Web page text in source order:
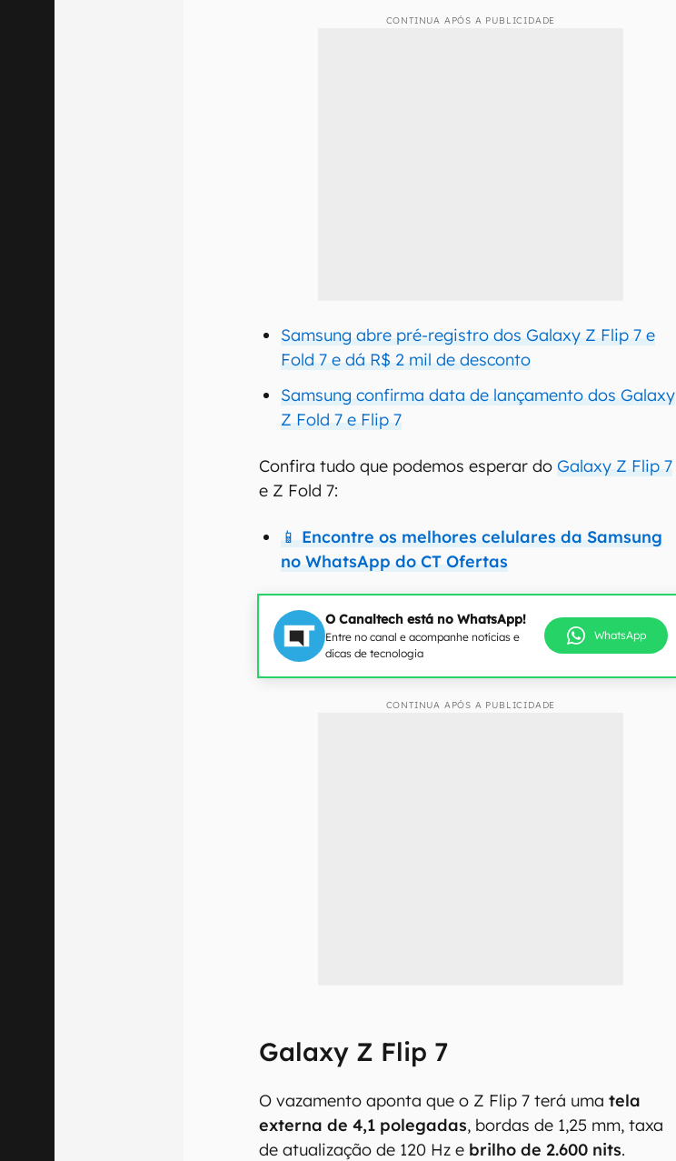
CONTINUA APÓS A PUBLICIDADE
Samsung abre pré-registro dos Galaxy Z Flip 7 e
Fold 7 e dá R$ 2 mil de desconto
Samsung confirma data de lançamento dos Galaxy
Z Fold 7 e Flip 7
Confira tudo que podemos esperar doGalaxy Z Flip 7
e Z Fold 7:
📱 Encontre os melhores celulares da Samsung
no WhatsApp do CT Ofertas
O Canaltech está no WhatsApp!
Entre no canal e acompanhe notícias e
dicas de tecnologia
WhatsApp
CONTINUA APÓS A PUBLICIDADE
Galaxy Z Flip 7
O vazamento aponta que o Z Flip 7 terá umatela
externa de 4,1 polegadas, bordas de 1,25 mm, taxa
de atualização de 120 Hz e brilho de 2.600 nits.